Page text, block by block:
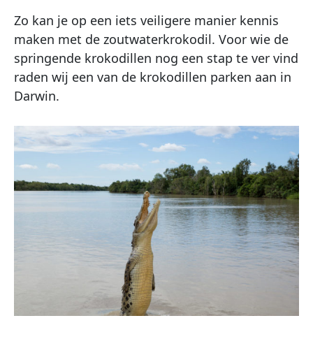
Zo kan je op een iets veiligere manier kennis
maken met de zoutwaterkrokodil. Voor wie de
springende krokodillen nog een stap te ver vind
raden wij een van de krokodillen parken aan in
Darwin.